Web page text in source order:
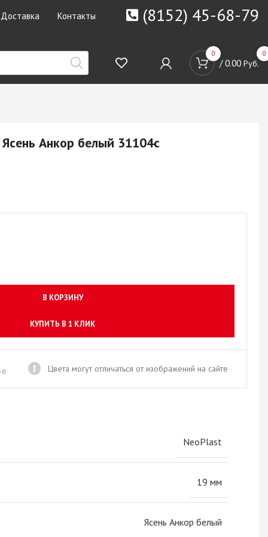
Доставка Контакты (8152) 45-68-79
КУПИТЬ
0 0
/ 0.00 Руб.
Анкор белый 31104c
В КОРЗИНУ
КУПИТЬ В 1 КЛИК
Цвета могут отличаться от изображений на сайте
NeoPlast
19 мм
Ясень Анкор белый